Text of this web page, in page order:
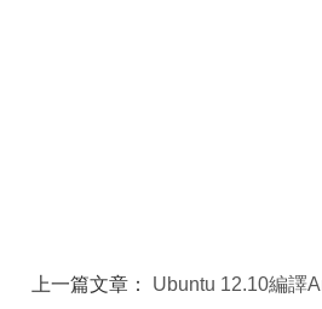
上一篇文章： Ubuntu 12.10編譯